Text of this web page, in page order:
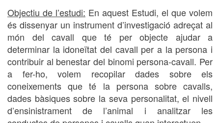
Objectiu de l’estudi: En aquest Estudi, el que volem
és dissenyar un instrument d’investigació adreçat al
món del cavall que té per objecte ajudar a
determinar la idoneïtat del cavall per a la persona i
contribuir al benestar del binomi persona-cavall. Per
a fer-ho, volem recopilar dades sobre els
coneixements que té la persona sobre cavalls,
dades bàsiques sobre la seva personalitat, el nivell
d’ensinistrament de l’animal i analitzar les